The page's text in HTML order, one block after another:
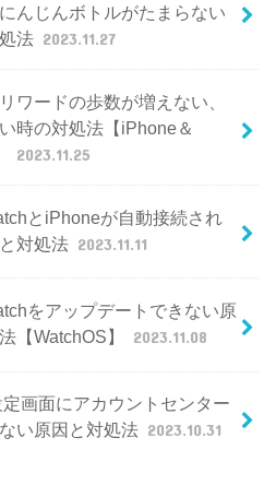
んじんボトルがたまらない
法 2023.11.27
ワードの歩数が増えない、
時の対処法【iPhone＆
2023.11.25
とiPhoneが自動接続され
対処法 2023.11.11
をアップデートできない原
【WatchOS】
2023.11.08
画面にアカウントセンター
い原因と対処法 2023.10.31